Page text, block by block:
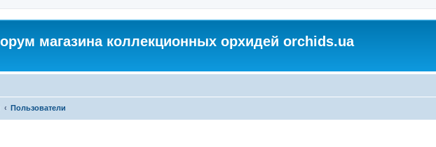
магазина коллекционных орхидей orchids.ua
Пользователи